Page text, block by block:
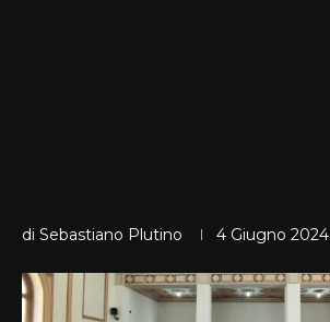
di Sebastiano Plutino 4 Giugno 2024